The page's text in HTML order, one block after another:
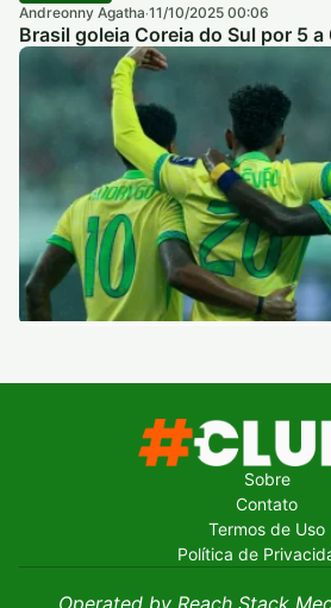
Andreonny Agatha·11/10/2025 00:06
Brasil goleia Coreia do Sul por 5
Sobre
Contato
Termos de Uso
Política de